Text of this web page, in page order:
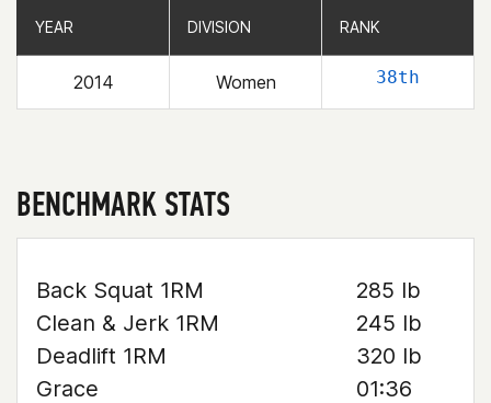
YEAR DIVISION RANK
2014 Women 38th
YEAR DIVISION RANK
BENCHMARK STATS
Back Squat 1RM
285 lb
Clean & Jerk 1RM
245 lb
Deadlift 1RM
320 lb
Grace
01:36